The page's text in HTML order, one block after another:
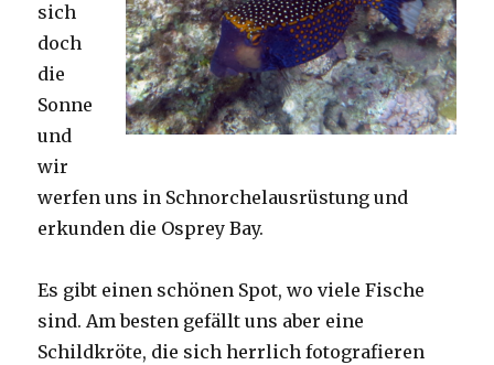
sich
doch
die
Sonne
und
wir
werfen uns in Schnorchelausrüstung und
erkunden die Osprey Bay.
Es gibt einen schönen Spot, wo viele Fische
sind. Am besten gefällt uns aber eine
Schildkröte, die sich herrlich fotografieren